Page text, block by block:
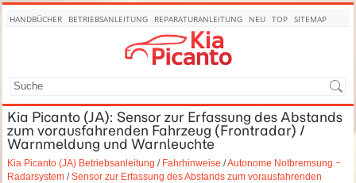
HANDBÜCHER BETRIEBSANLEITUNG REPARATURANLEITUNG NEU TOP SITEMAP
Kia Picanto (JA): Sensor zur Erfassung des Abstands
zum vorausfahrenden Fahrzeug (Frontradar) /
Warnmeldung und Warnleuchte
Kia Picanto (JA) Betriebsanleitung / Fahrhinweise /Autonome Notbremsung −
Radarsystem /Sensor zur Erfassung des Abstands zum vorausfahrenden